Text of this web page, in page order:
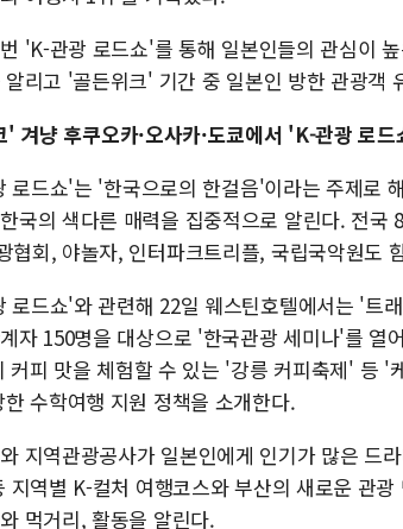
'K-관광 로드쇼'를 통해 일본인들의 관심이
리고 '골든위크' 기간 중 일본인 방한 관광객
' 겨냥 후쿠오카·오사카·도쿄에서 'K-관광 로드
로드쇼'는 '한국으로의 한걸음'이라는 주제로
국의 색다른 매력을 집중적으로 알린다. 전
협회, 야놀자, 인터파크트리플, 국립국악원도
로드쇼'와 관련해 22일 웨스틴호텔에서는 '트
자 150명을 대상으로 '한국관광 세미나'를 열
커피 맛을 체험할 수 있는 '강릉 커피축제' 등 '
수학여행 지원 정책을 소개한다.
지역관광공사가 일본인에게 인기가 많은 드
지역별 K-컬처 여행코스와 부산의 새로운 관
먹거리, 활동을 알린다.